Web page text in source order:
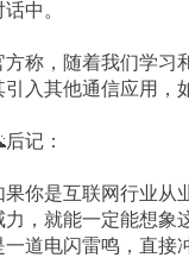
中。
方称，随着我们学习
引入其他通信应用
记：
果你是互联网行业从
力，就能一定能想象
一道电闪雷鸣，直接